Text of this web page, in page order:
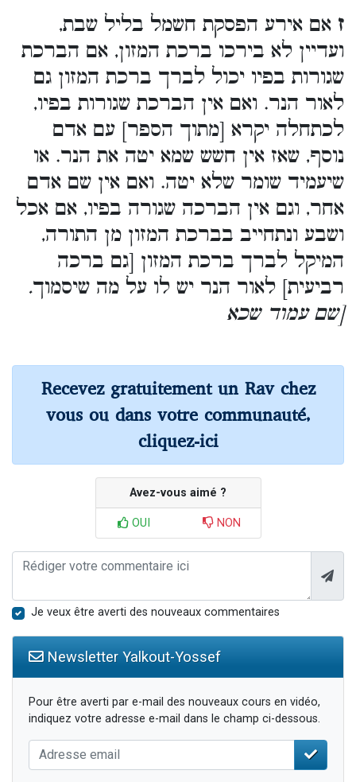
ז אם אירע הפסקת חשמל בליל שבת,
ועדיין לא בירכו ברכת המזון, אם הברכת
שגורות בפיו יכול לברך ברכת המזון גם
לאור הנר. ואם אין הברכת שגורות בפיו,
לכתחלה יקרא [מתוך הספר] עם אדם
נוסף, שאז אין חשש שמא יטה את הנר. או
שיעמיד שומר שלא יטה. ואם אין שם אדם
אחר, וגם אין הברכה שגורה בפיו, אם אכל
ושבע ונתחייב בברכת המזון מן התורה,
המיקל לברך ברכת המזון [גם ברכה
רביעית] לאור הנר יש לו על מה שיסמוך.
[שם עמוד שכא
Recevez gratuitement un Rav chez
vous ou dans votre communauté,
cliquez-ici
Avez-vous aimé ?
OUI NON
Je veux être averti des nouveaux commentaires
Newsletter Yalkout-Yossef
Pour être averti par e-mail des nouveaux cours en vidéo,
indiquez votre adresse e-mail dans le champ ci-dessous.